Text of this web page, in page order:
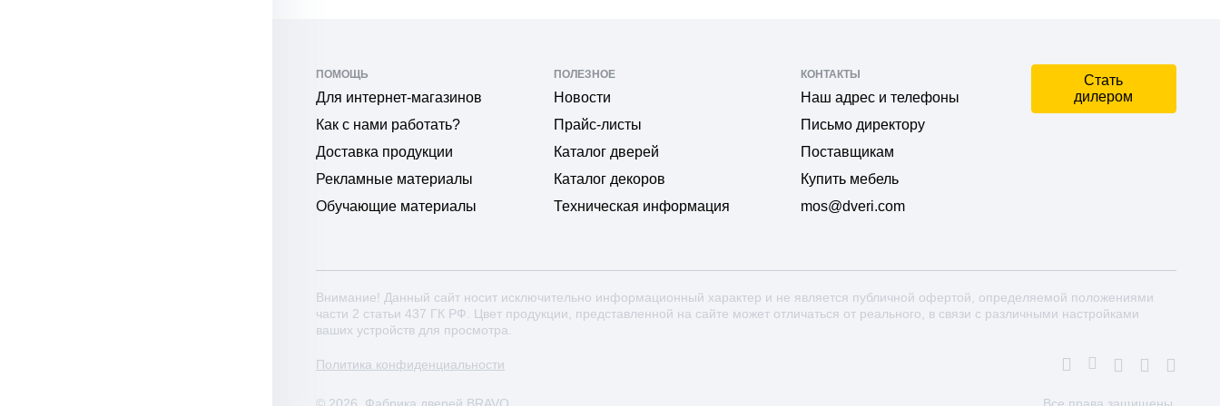
ПОМОЩЬ
Для интернет-магазинов
Как с нами работать?
Доставка продукции
Рекламные материалы
Обучающие материалы
ПОЛЕЗНОЕ
Новости
Прайс-листы
Каталог дверей
Каталог декоров
Техническая информация
КОНТАКТЫ
Наш адрес и телефоны
Письмо директору
Поставщикам
Купить мебель
mos@dveri.com
Стать
дилером
Внимание! Данный сайт носит исключительно информационный характер и не является публичной офертой, определяемой положениями
части 2 статьи 437 ГК РФ. Цвет продукции, представленной на сайте может отличаться от реального, в связи с различными настройками
ваших устройств для просмотра.
Политика конфиденциальности